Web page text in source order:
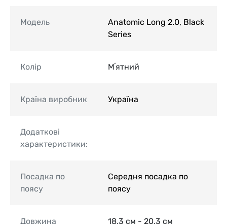
Модель
Anatomic Long 2.0, Black
Series
Колір Мʼятний
Країна виробник Україна
Додаткові
характеристики:
Посадка по
поясу
Середня посадка по
поясу
Довжина
18,3 см - 20,3 см